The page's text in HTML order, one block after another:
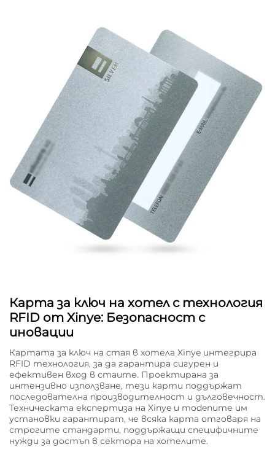
Карта за ключ на хотел с технология
RFID от Xinye: Безопасност с
иновации
Картата за ключ на стая в хотела Xinye интегрира
RFID технология, за да гарантира сигурен и
ефективен вход в стаите. Проектирана за
интензивно използване, тези карти поддържат
последователна производителност и дълговечност.
Техническата експертиза на Xinye и modenите им
установки гарантират, че всяка карта отговаря на
строгите стандарти, поддържащи специфичните
нужди за достъп в сектора на хотелите.